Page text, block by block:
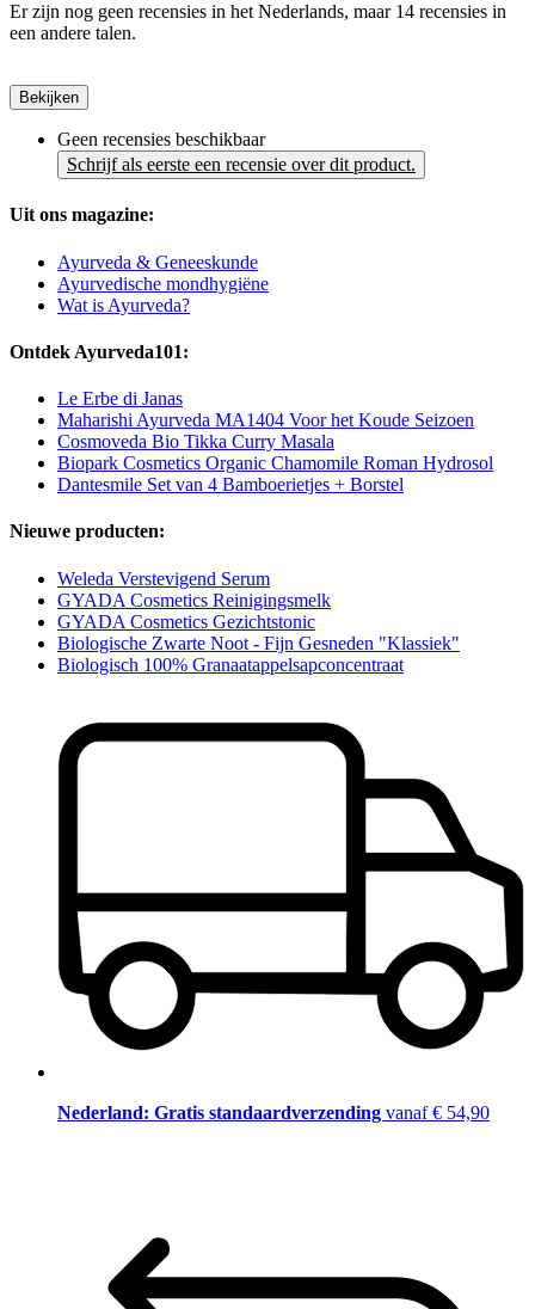
Er zijn nog geen recensies in het Nederlands, maar 14 recensies in
een andere talen.
Bekijken
Geen recensies beschikbaar
Schrijf als eerste een recensie over dit product.
Uit ons magazine:
Ayurveda & Geneeskunde
Ayurvedische mondhygiëne
Wat is Ayurveda?
Ontdek Ayurveda101:
Le Erbe di Janas
Maharishi Ayurveda MA1404 Voor het Koude Seizoen
Cosmoveda Bio Tikka Curry Masala
Biopark Cosmetics Organic Chamomile Roman Hydrosol
Dantesmile Set van 4 Bamboerietjes + Borstel
Nieuwe producten:
Weleda Verstevigend Serum
GYADA Cosmetics Reinigingsmelk
GYADA Cosmetics Gezichtstonic
Biologische Zwarte Noot - Fijn Gesneden "Klassiek"
Biologisch 100% Granaatappelsapconcentraat
Nederland: Gratis standaardverzending vanaf € 54,90